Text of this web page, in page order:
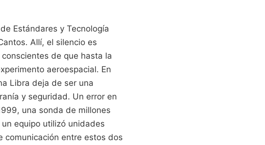
Estándares y Tecnología
Allí, el silencio es
de que hasta la
aeroespacial. En
Libra deja de ser una
y seguridad. Un error en
una sonda de millones
equipo utilizó unidades
comunicación entre estos dos